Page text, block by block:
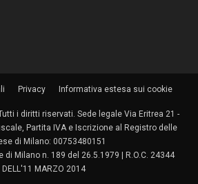
Privacy Informativa estesa sui cookie
i diritti riservati. Sede legale Via Eritrea 21 -
Partita IVA e Iscrizione al Registro delle
di Milano: 00753480151
di Milano n. 189 del 26.5.1979 | R.O.C. 24344
DELL'11 MARZO 2014